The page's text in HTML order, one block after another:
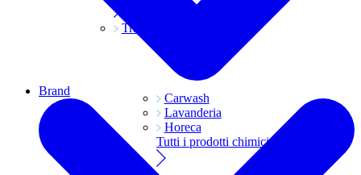
Trasmissioni
Carwash
Lavanderia
Horeca
Tutti i prodotti chimici
Brand